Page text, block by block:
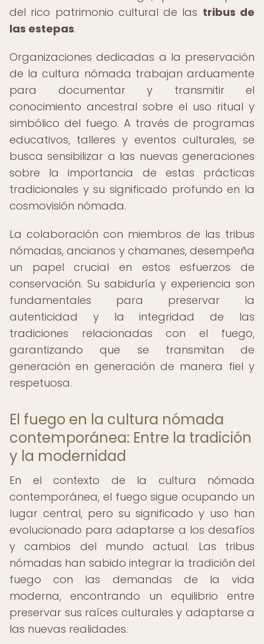
del rico patrimonio cultural de las tribus de
las estepas.
Organizaciones dedicadas a la preservación
de la cultura nómada trabajan arduamente
para documentar y transmitir el
conocimiento ancestral sobre el uso ritual y
simbólico del fuego. A través de programas
educativos, talleres y eventos culturales, se
busca sensibilizar a las nuevas generaciones
sobre la importancia de estas prácticas
tradicionales y su significado profundo en la
cosmovisión nómada.
La colaboración con miembros de las tribus
nómadas, ancianos y chamanes, desempeña
un papel crucial en estos esfuerzos de
conservación. Su sabiduría y experiencia son
fundamentales para preservar la
autenticidad y la integridad de las
tradiciones relacionadas con el fuego,
garantizando que se transmitan de
generación en generación de manera fiel y
respetuosa.
El fuego en la cultura nómada
contemporánea: Entre la tradición
y la modernidad
En el contexto de la cultura nómada
contemporánea, el fuego sigue ocupando un
lugar central, pero su significado y uso han
evolucionado para adaptarse a los desafíos
y cambios del mundo actual. Las tribus
nómadas han sabido integrar la tradición del
fuego con las demandas de la vida
moderna, encontrando un equilibrio entre
preservar sus raíces culturales y adaptarse a
las nuevas realidades.